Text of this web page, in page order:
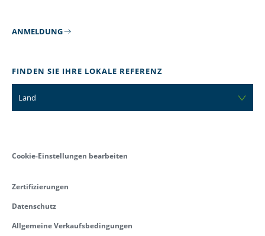
ANMELDUNG
FINDEN SIE IHRE LOKALE REFERENZ
Land
Cookie-Einstellungen bearbeiten
Zertifizierungen
Datenschutz
Allgemeine Verkaufsbedingungen